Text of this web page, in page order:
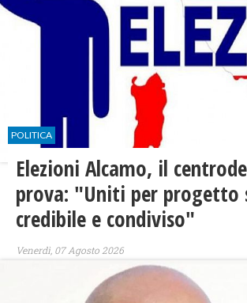
POLITICA
Elezioni Alcamo, il
prova: "Uniti per progetto
credibile e condiviso"
Venerdì, 07 Agosto 2026